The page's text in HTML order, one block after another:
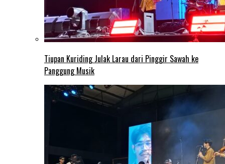
Tiupan Kuriding Julak Larau dari Pinggir Sawah ke
Panggung Musik